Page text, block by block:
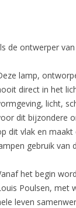
CHAIR 657
PROUVÉ
STUDIO
VANONS
VITRA
VIVRE
de ontwerper
lamp,
direct in het
licht,
dit bijzondere
dit vlak en
gebruik van
het begin
Poulsen, met
leven